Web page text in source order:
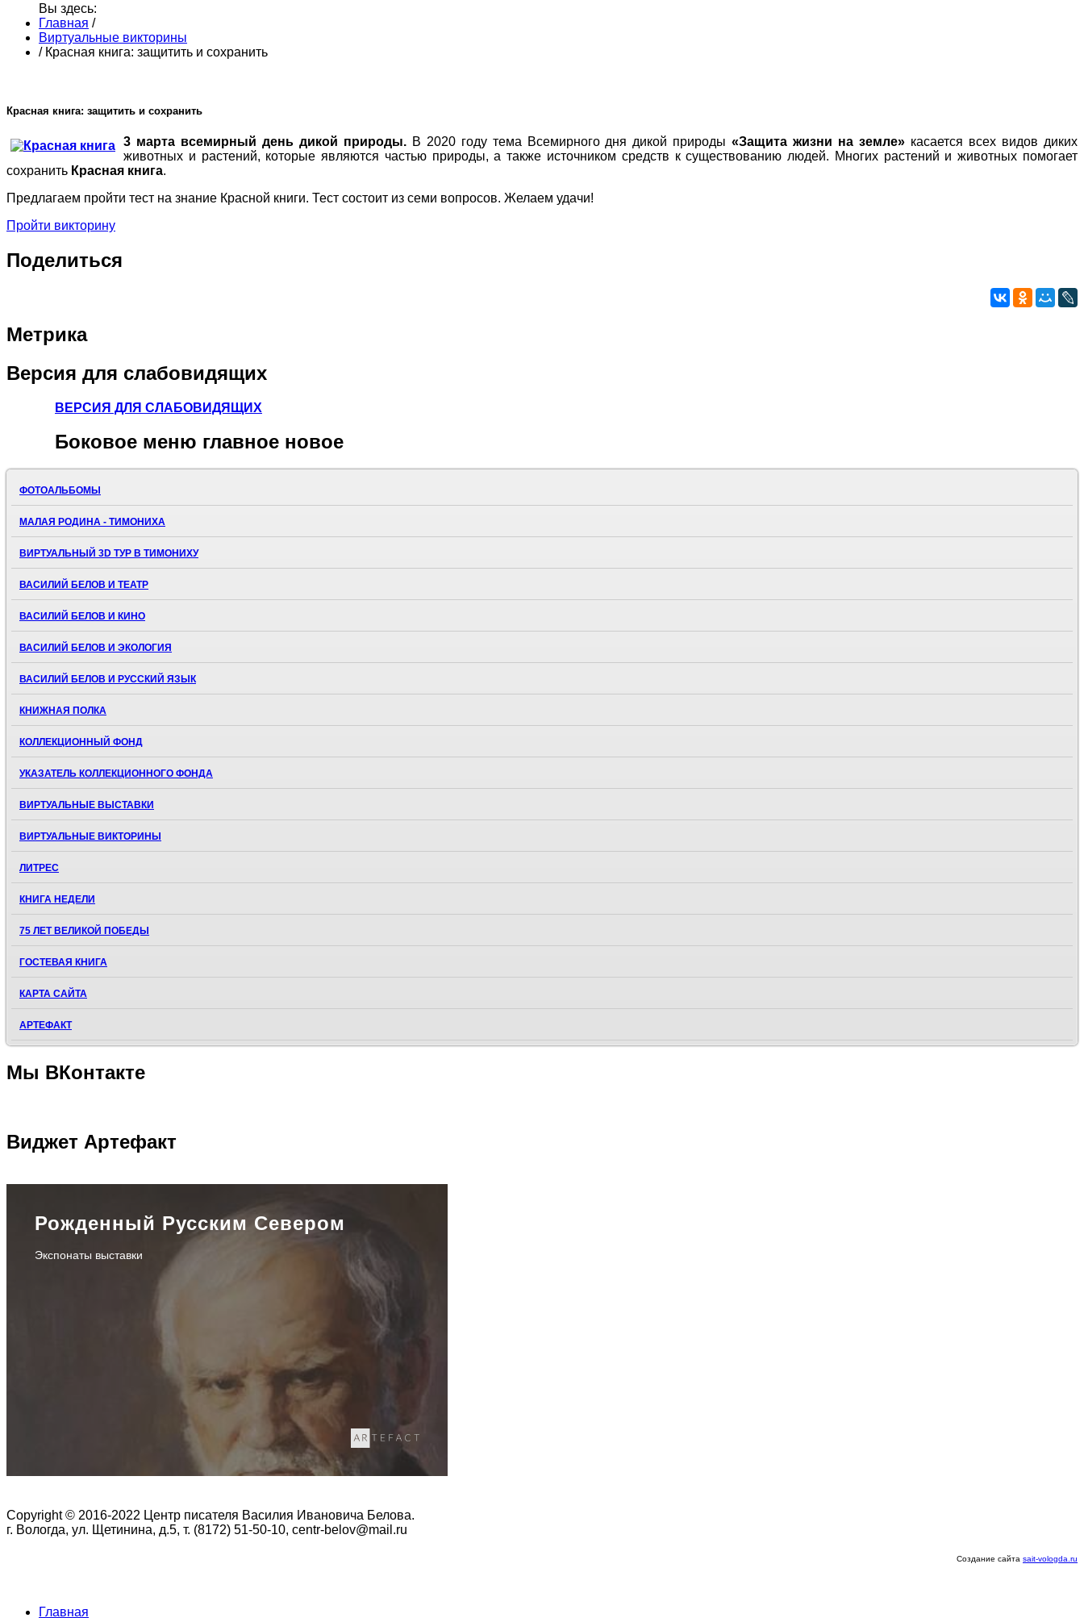
Вы здесь:
Главная /
Виртуальные викторины
/ Красная книга: защитить и сохранить
Красная книга: защитить и сохранить
3 марта всемирный день дикой природы.В 2020 году тема Всемирного дня дикой природы«Защита жизни на земле» касается всех видов диких
животных и растений, которые являются частью природы, а также источником средств к существованию людей. Многих растений и животных помогает
сохранить Красная книга.
Предлагаем пройти тест на знание Красной книги. Тест состоит из семи вопросов. Желаем удачи!
Пройти викторину
Поделиться
Метрика
Версия для слабовидящих
ВЕРСИЯ ДЛЯ СЛАБОВИДЯЩИХ
Боковое меню главное новое
ФОТОАЛЬБОМЫ
МАЛАЯ РОДИНА - ТИМОНИХА
ВИРТУАЛЬНЫЙ 3D ТУР В ТИМОНИХУ
ВАСИЛИЙ БЕЛОВ И ТЕАТР
ВАСИЛИЙ БЕЛОВ И КИНО
ВАСИЛИЙ БЕЛОВ И ЭКОЛОГИЯ
ВАСИЛИЙ БЕЛОВ И РУССКИЙ ЯЗЫК
КНИЖНАЯ ПОЛКА
КОЛЛЕКЦИОННЫЙ ФОНД
УКАЗАТЕЛЬ КОЛЛЕКЦИОННОГО ФОНДА
ВИРТУАЛЬНЫЕ ВЫСТАВКИ
ВИРТУАЛЬНЫЕ ВИКТОРИНЫ
ЛИТРЕС
КНИГА НЕДЕЛИ
75 ЛЕТ ВЕЛИКОЙ ПОБЕДЫ
ГОСТЕВАЯ КНИГА
КАРТА САЙТА
АРТЕФАКТ
Мы ВКонтакте
Виджет Артефакт
Рожденный Русским Севером
Экспонаты выставки
Copyright © 2016-2022 Центр писателя Василия Ивановича Белова.
г. Вологда, ул. Щетинина, д.5, т. (8172) 51-50-10, centr-belov@mail.ru
Создание сайта sait-vologda.ru
Главная